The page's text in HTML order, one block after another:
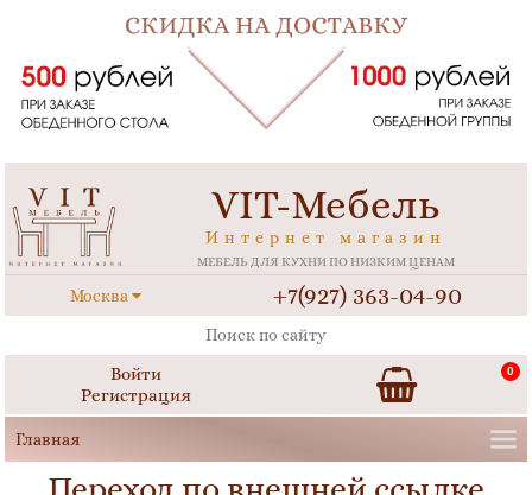
VIT-Мебель
Интернет магазин
МЕБЕЛЬ ДЛЯ КУХНИ ПО НИЗКИМ ЦЕНАМ
Москва +7(927) 363-04-90
Войти
Регистрация
0